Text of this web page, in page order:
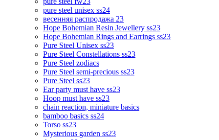
pure steel unisex ss24
весенняя распродажа 23
Hope Bohemian Resin Jewellery ss23
Hope Bohemian Rings and Earrings ss23
Pure Steel Unisex ss23
Pure Steel Constellations ss23
Pure Steel zodiacs
Pure Steel semi-precious ss23
Pure Steel ss23
Ear party must have ss23
Hoop must have ss23
chain reaction, miniature basics
bamboo basics ss24
Torso ss23
Mysterious garden ss23